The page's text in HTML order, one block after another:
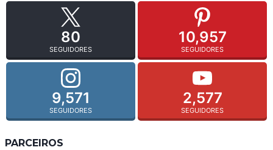
80
SEGUIDORES
10,957
SEGUIDORES
9,571
SEGUIDORES
2,577
SEGUIDORES
PARCEIROS